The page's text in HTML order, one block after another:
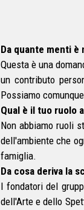
Da quante menti
Questa è una
un contributo
Possiamo
Qual è il tuo ruolo
Non abbiamo ruoli
dell'ambiente che
famiglia.
Da cosa deriva la
I fondatori del
dell'Arte e dello